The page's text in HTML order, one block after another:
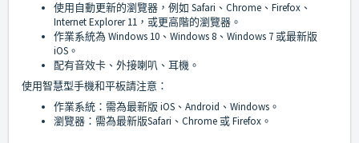
使用自動更新的瀏覽器，例如 Safari、Chrome、Firefox、
Internet Explorer 11，或更高階的瀏覽器。
作業系統為 Windows 10、Windows 8、Windows 7 或最新版
iOS。
配有音效卡、外接喇叭、耳機。
使用智慧型手機和平板請注意：
作業系統：需為最新版 iOS、Android、Windows。
瀏覽器：需為最新版Safari、Chrome 或 Firefox。